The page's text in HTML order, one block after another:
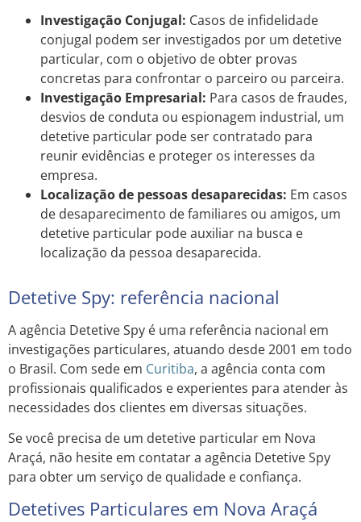
Investigação Conjugal: Casos de infidelidade
conjugal podem ser investigados por um detetive
particular, com o objetivo de obter provas
concretas para confrontar o parceiro ou parceira.
Investigação Empresarial: Para casos de fraudes,
desvios de conduta ou espionagem industrial, um
detetive particular pode ser contratado para
reunir evidências e proteger os interesses da
empresa.
Localização de pessoas desaparecidas: Em casos
de desaparecimento de familiares ou amigos, um
detetive particular pode auxiliar na busca e
localização da pessoa desaparecida.
Detetive Spy: referência nacional
A agência Detetive Spy é uma referência nacional em
investigações particulares, atuando desde 2001 em todo
o Brasil. Com sede em Curitiba, a agência conta com
profissionais qualificados e experientes para atender às
necessidades dos clientes em diversas situações.
Se você precisa de um detetive particular em Nova
Araçá, não hesite em contatar a agência Detetive Spy
para obter um serviço de qualidade e confiança.
Detetives Particulares em Nova Araçá